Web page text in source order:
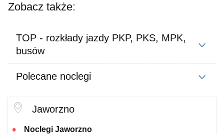
Zobacz także:
TOP - rozkłady jazdy PKP, PKS, MPK,
busów
Polecane noclegi
Jaworzno
Noclegi Jaworzno